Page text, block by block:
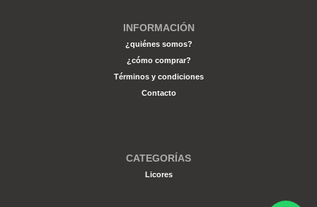
INFORMACIÓN
¿quiénes somos?
¿cómo comprar?
Términos y condiciones
Contacto
CATEGORÍAS
Licores